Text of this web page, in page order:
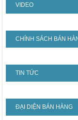
VIDEO
CHÍNH SÁCH BÁN
TIN TỨC
ĐẠI DIỆN BÁN HÀNG